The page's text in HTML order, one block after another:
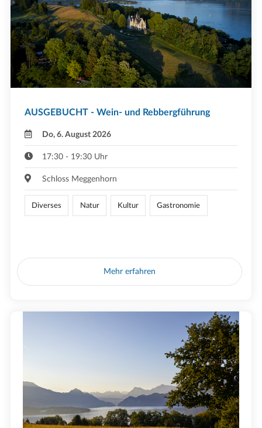
AUSGEBUCHT - Wein- und Rebbergführung
Do, 6. August 2026
17:30 - 19:30 Uhr
Schloss Meggenhorn
Diverses Natur Kultur Gastronomie
Mehr erfahren